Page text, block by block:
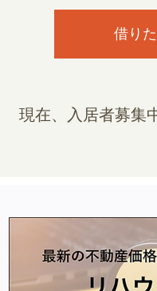
借り
現在、入居者募集